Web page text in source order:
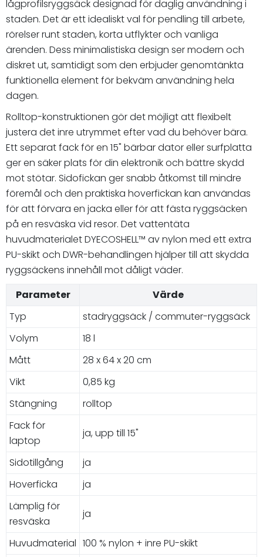
lågprofilsryggsäck designad för daglig användning i
staden. Det är ett idealiskt val för pendling till arbete,
rörelser runt staden, korta utflykter och vanliga
ärenden. Dess minimalistiska design ser modern och
diskret ut, samtidigt som den erbjuder genomtänkta
funktionella element för bekväm användning hela
dagen.
Rolltop-konstruktionen gör det möjligt att flexibelt
justera det inre utrymmet efter vad du behöver bära.
Ett separat fack för en 15" bärbar dator eller surfplatta
ger en säker plats för din elektronik och bättre skydd
mot stötar. Sidofickan ger snabb åtkomst till mindre
föremål och den praktiska hoverfickan kan användas
för att förvara en jacka eller för att fästa ryggsäcken
på en resväska vid resor. Det vattentäta
huvudmaterialet DYECOSHELL™ av nylon med ett extra
PU-skikt och DWR-behandlingen hjälper till att skydda
ryggsäckens innehåll mot dåligt väder.
Parameter
Värde
Typ
stadryggsäck / commuter-ryggsäck
Volym
18 l
Mått
28 x 64 x 20 cm
Vikt
0,85 kg
Stängning
rolltop
Fack för
laptop
ja, upp till 15"
Sidotillgång
ja
Hoverficka
ja
Lämplig för
resväska
ja
Huvudmaterial 100 % nylon + inre PU-skikt